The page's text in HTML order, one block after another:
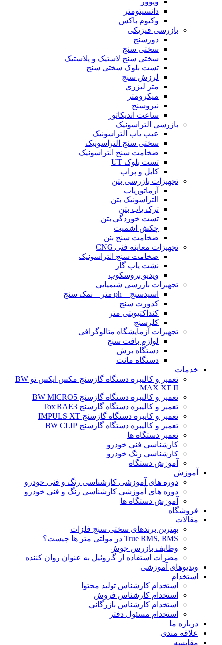
دانسیتومتر
وکیوم باکس
بازرسی فیزیکی
دورسنج
سختی سنج
سختی سنج لاستیک و پلاستیک
تست بلوک سختی سنج
لرزش سنج
متر لیزری
میکرومتر
نیروسنج
ساعت اندیکاتور
بازرسی التراسونیک
عیب یاب التراسونیک
سختی سنج التراسونیک
ضخامت سنج التراسونیک
تست بلوک UT
کابل و پراب
تجهیزات بازرسی بتن
آرماتوریاب
التراسونیک بتن
ترک یاب بتن
تست خوردگی بتن
چکش اشمیت
ضخامت سنج بتن
تجهیزات معاینه فنی CNG
ضخامت سنج التراسونیک
نشت یاب گاز
ویدیو بروسکوپ
تجهیزات بازرسی شیمیایی
اسیدسنج – ph متر – نمک سنج
کدورت سنج
کنداکتیویتی متر
کلرسنج
تجهیزات آزمایشگاه متالوگرافی
لوازم بافت سنج
دستگاه برش
دستگاه مانت
خدمات
تعمیر و کالیبره دستگاه گازسنج مکس ایکس تو BW
MAX XT II
تعمیر و کالیبره دستگاه گازسنج BW MICRO5
تعمیر و کالیبره دستگاه گازسنج ToxiRAE3
تعمیر و کایبره دستگاه گازسنج IMPULS XT
تعمیر و کالیبره دستگاه گازسنج BW CLIP
تعمیر دستگاه ها
کارشناسی فنی خودرو
کارشناسی رنگ خودرو
آموزش دستگاه
آموزش
دوره های آموزشی کارشناسی رنگ و فنی خودرو
دوره های آموزشی کارشناسی رنگ و فنی خودرو
آموزش دستگاه ها
فروشگاه
مقالات
بهترین برندهای سختی سنج فلزات
True RMS, RMS در مولتی متر ها چیست؟
وظایف بازرس جوش
مضرات استفاده از گازوئیل به عنوان روان کننده
ویدیوهای آموزشی
استخدام
استخدام کارشناس تولید محتوا
استخدام کارشناس فروش
استخدام کارشناس بازرگانی
استخدام مسئول دفتر
درباره ما
علاقه مندی
مقایسه